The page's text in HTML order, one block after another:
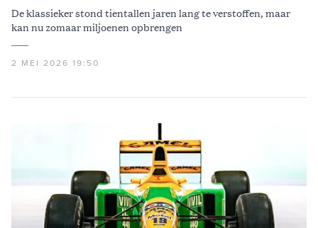
De klassieker stond tientallen jaren lang te verstoffen, maar
kan nu zomaar miljoenen opbrengen
2 MEI 2026 19:50